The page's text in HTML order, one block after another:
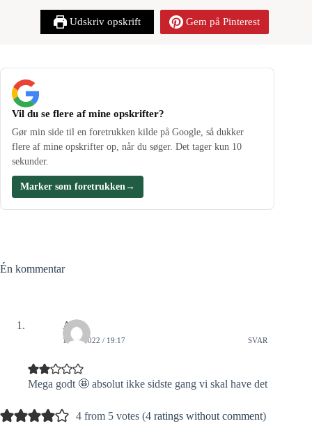
Udskriv opskrift Gem på Pinterest
Vil du se flere af mine opskrifter?
Gør min side til en foretrukken kilde på Google, så dukker
flere af mine opskrifter op, når du søger. Det tager kun 10
sekunder.
Marker som foretrukken →
Én kommentar
Anni
13/01/2022 / 19:17 SVAR
Mega godt 🤩 absolut ikke sidste gang vi skal have det
4 from 5 votes (4 ratings without comment)